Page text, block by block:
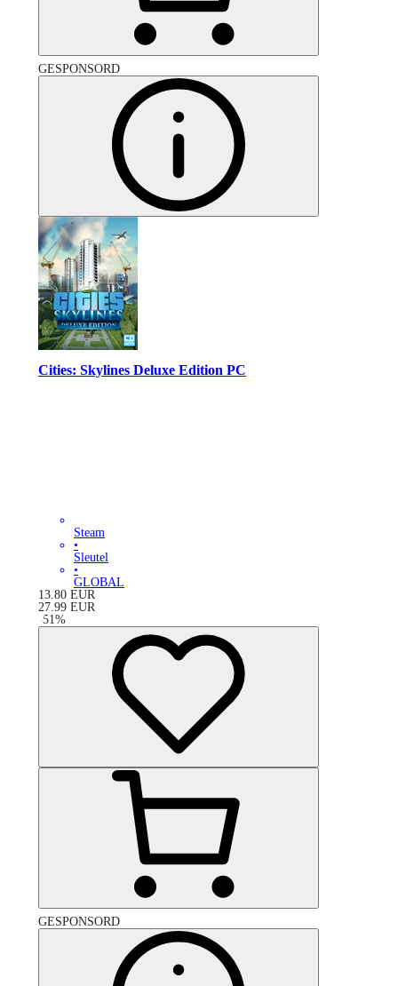
GESPONSORD
Cities: Skylines Deluxe Edition PC
Steam
•
Sleutel
•
GLOBAL
13.80 EUR
27.99 EUR
-51%
GESPONSORD